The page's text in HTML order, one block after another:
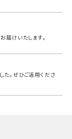
お届けいたします。
。ぜひご活用くださ